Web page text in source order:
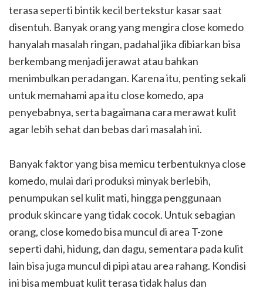
terasa seperti bintik kecil bertekstur kasar saat
disentuh. Banyak orang yang mengira close komedo
hanyalah masalah ringan, padahal jika dibiarkan bisa
berkembang menjadi jerawat atau bahkan
menimbulkan peradangan. Karena itu, penting sekali
untuk memahami apa itu close komedo, apa
penyebabnya, serta bagaimana cara merawat kulit
agar lebih sehat dan bebas dari masalah ini.
Banyak faktor yang bisa memicu terbentuknya close
komedo, mulai dari produksi minyak berlebih,
penumpukan sel kulit mati, hingga penggunaan
produk skincare yang tidak cocok. Untuk sebagian
orang, close komedo bisa muncul di area T-zone
seperti dahi, hidung, dan dagu, sementara pada kulit
lain bisa juga muncul di pipi atau area rahang. Kondisi
ini bisa membuat kulit terasa tidak halus dan